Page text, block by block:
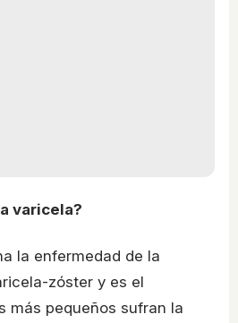
varicela?
la enfermedad de la
zóster y es el
más pequeños sufran la